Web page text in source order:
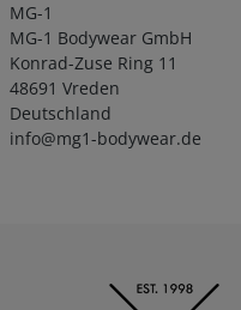
MG-1
MG-1 Bodywear GmbH
Konrad-Zuse Ring 11
48691 Vreden
Deutschland
info@mg1-bodywear.de